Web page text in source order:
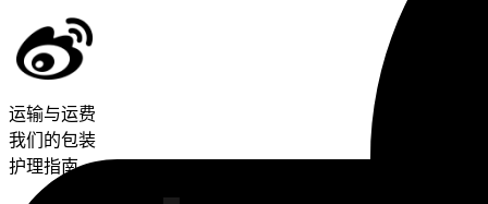
运输与运费
我们的包装
护理指南